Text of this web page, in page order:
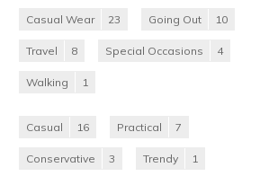
Casual Wear 23 Going Out 10
Travel 8 Special Occasions 4
Walking 1
Casual 16 Practical 7
Conservative 3 Trendy 1